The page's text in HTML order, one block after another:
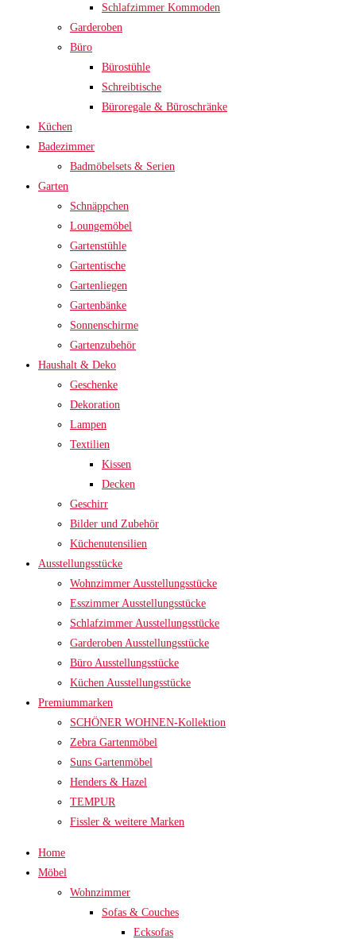
Schlafzimmer Kommoden
Garderoben
Büro
Bürostühle
Schreibtische
Büroregale & Büroschränke
Küchen
Badezimmer
Badmöbelsets & Serien
Garten
Schnäppchen
Loungemöbel
Gartenstühle
Gartentische
Gartenliegen
Gartenbänke
Sonnenschirme
Gartenzubehör
Haushalt & Deko
Geschenke
Dekoration
Lampen
Textilien
Kissen
Decken
Geschirr
Bilder und Zubehör
Küchenutensilien
Ausstellungsstücke
Wohnzimmer Ausstellungsstücke
Esszimmer Ausstellungsstücke
Schlafzimmer Ausstellungsstücke
Garderoben Ausstellungsstücke
Büro Ausstellungsstücke
Küchen Ausstellungsstücke
Premiummarken
SCHÖNER WOHNEN-Kollektion
Zebra Gartenmöbel
Suns Gartenmöbel
Henders & Hazel
TEMPUR
Fissler & weitere Marken
Home
Möbel
Wohnzimmer
Sofas & Couches
Ecksofas